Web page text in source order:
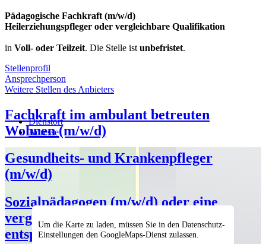
Pädagogische Fachkraft (m/w/d)
Heilerziehungspfleger oder vergleichbare Qualifikation
in Voll- oder Teilzeit. Die Stelle ist unbefristet.
Stellenprofil
Das sind Ihre Tätigkeiten
Ihre Aufgaben:
• Individuelle Betreuung und Förderung von Menschen mit
Behinderung im Alltag
• Planung und Durchführung von Angeboten und Freizeitaktivitäten
• Unterstützung bei der Alltagsbewältigung und Pflege
• Dokumentation und Umsetzung der pädagogischen Maßnahmen
• Anleitung und Unterstützung von Hilfskräften und
Auszubildenden
Wir wünschen uns
Ihr Profil:
• eine abgeschlossene Berufsausbildung als Heilerziehungspfleger,
Ansprechperson
Herr Gebhard Bieg
Organisationsleiter
+49 7961 98020
+49 7961 980220
+49 7961 98020
+49 7961 980220
gebhard.bieg@haus-lindenhof.de
www.haus-lindenhof.de
Dienstgeber
Weitere Stellen des Anbieters
Fachkraft im ambulant betreuten
Wohnen (m/w/d)
Gesundheits- und Krankenpfleger
(m/w/d)
Sozialpädagogen (m/w/d) oder eine
vergleichbare Qualifikation mit
entsprechender Berufserfahrung
Dienstort
Adresse
Um die Karte zu laden, müssen Sie in den Datenschutz-
Einstellungen den GoogleMaps-Dienst zulassen.